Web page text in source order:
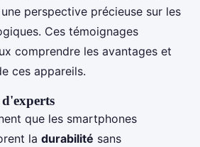
perspective précieuse sur les
Ces témoignages
comprendre les avantages et
ces appareils.
d'experts
que les smartphones
la durabilité sans